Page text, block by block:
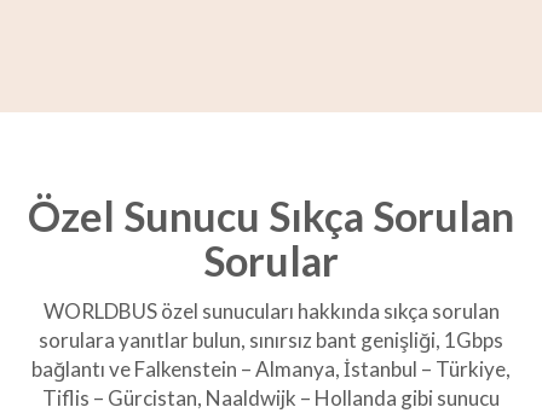
Özel Sunucu Sıkça Sorulan
Sorular
WORLDBUS özel sunucuları hakkında sıkça sorulan
sorulara yanıtlar bulun, sınırsız bant genişliği, 1Gbps
bağlantı ve Falkenstein – Almanya, İstanbul – Türkiye,
Tiflis – Gürcistan, Naaldwijk – Hollanda gibi sunucu